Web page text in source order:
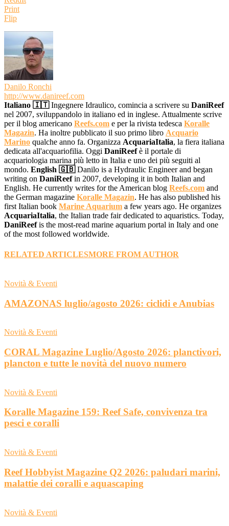
Print
Flip
Danilo Ronchi
http://www.danireef.com
Italiano 🇮🇹Ingegnere Idraulico, comincia a scrivere su DaniReef
nel 2007, sviluppandolo in italiano ed in inglese. Attualmente scrive
per il blog americano Reefs.com e per la rivista tedesca Koralle
Magazin. Ha inoltre pubblicato il suo primo libro Acquario
Marino qualche anno fa. Organizza AcquariaItalia, la fiera italiana
dedicata all'acquariofilia. Oggi DaniReefè il portale di
acquariologia marina più letto in Italia e uno dei più seguiti al
mondo. English 🇬🇧Danilo is a Hydraulic Engineer and began
writing on DaniReefin 2007, developing it in both Italian and
English. He currently writes for the American blog Reefs.com and
the German magazine Koralle Magazin. He has also published his
first Italian book Marine Aquarium a few years ago. He organizes
AcquariaItalia, the Italian trade fair dedicated to aquaristics. Today,
DaniReefis the most-read marine aquarium portal in Italy and one
of the most followed worldwide.
RELATED ARTICLESMORE FROM AUTHOR
Novità & Eventi
AMAZONAS luglio/agosto 2026: ciclidi e Anubias
Novità & Eventi
CORAL Magazine Luglio/Agosto 2026: planctivori,
plancton e tutte le novità del nuovo numero
Novità & Eventi
Koralle Magazine 159: Reef Safe, convivenza tra
pesci e coralli
Novità & Eventi
Reef Hobbyist Magazine Q2 2026: paludari marini,
malattie dei coralli e aquascaping
Novità & Eventi